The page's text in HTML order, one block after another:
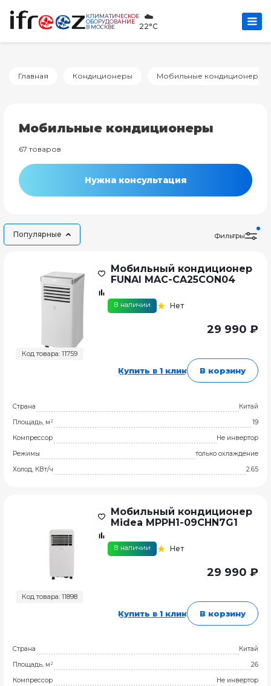
КЛИМАТИЧЕСКОЕ
ОБОРУДОВАНИЕ
В МОСКВЕ
☁️
22°C
Главная Кондиционеры Мобильные кондиционеры
Мобильные кондиционеры
67 товаров
Нужна консультация
Популярные Фильтры
Код товара: 11759
Мобильный кондиционер
FUNAI MAC-CA25CON04
В наличии Нет
29 990 ₽
Купить в 1 клик В корзину
Страна
Китай
Площадь, м²
19
Компрессор
Не инвертор
Режимы
только охлаждение
Холод, КВт/ч
2.65
Код товара: 11898
Мобильный кондиционер
Midea MPPH1-09СHN7G1
В наличии Нет
29 990 ₽
Купить в 1 клик В корзину
Страна
Китай
Площадь, м²
26
Компрессор
Не инвертор